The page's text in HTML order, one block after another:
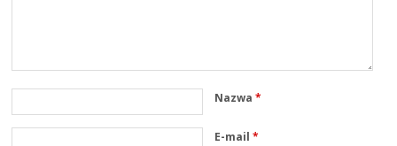
Nazwa*
E-mail*